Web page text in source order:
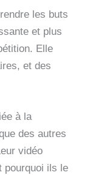
les buts
et plus
Elle
et des
à la
des autres
vidéo
pourquoi ils le